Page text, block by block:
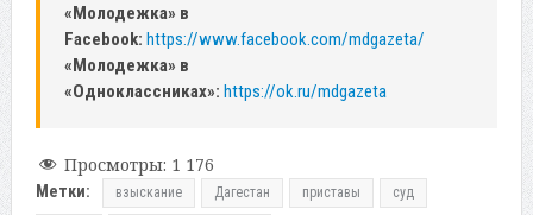
«Молодежка» в
Facebook: https://www.facebook.com/mdgazeta/
«Молодежка» в
«Одноклассниках»: https://ok.ru/mdgazeta
Просмотры: 1 176
Метки: взыскание Дагестан приставы суд